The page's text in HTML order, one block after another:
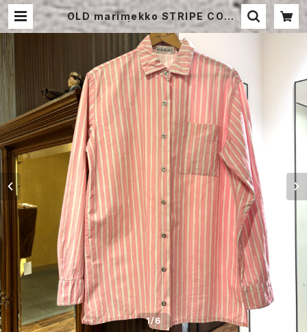
OLD marimekko STRIPE COTT
ON SHIRT | STRAYSHEEP ONL
INE
1/6